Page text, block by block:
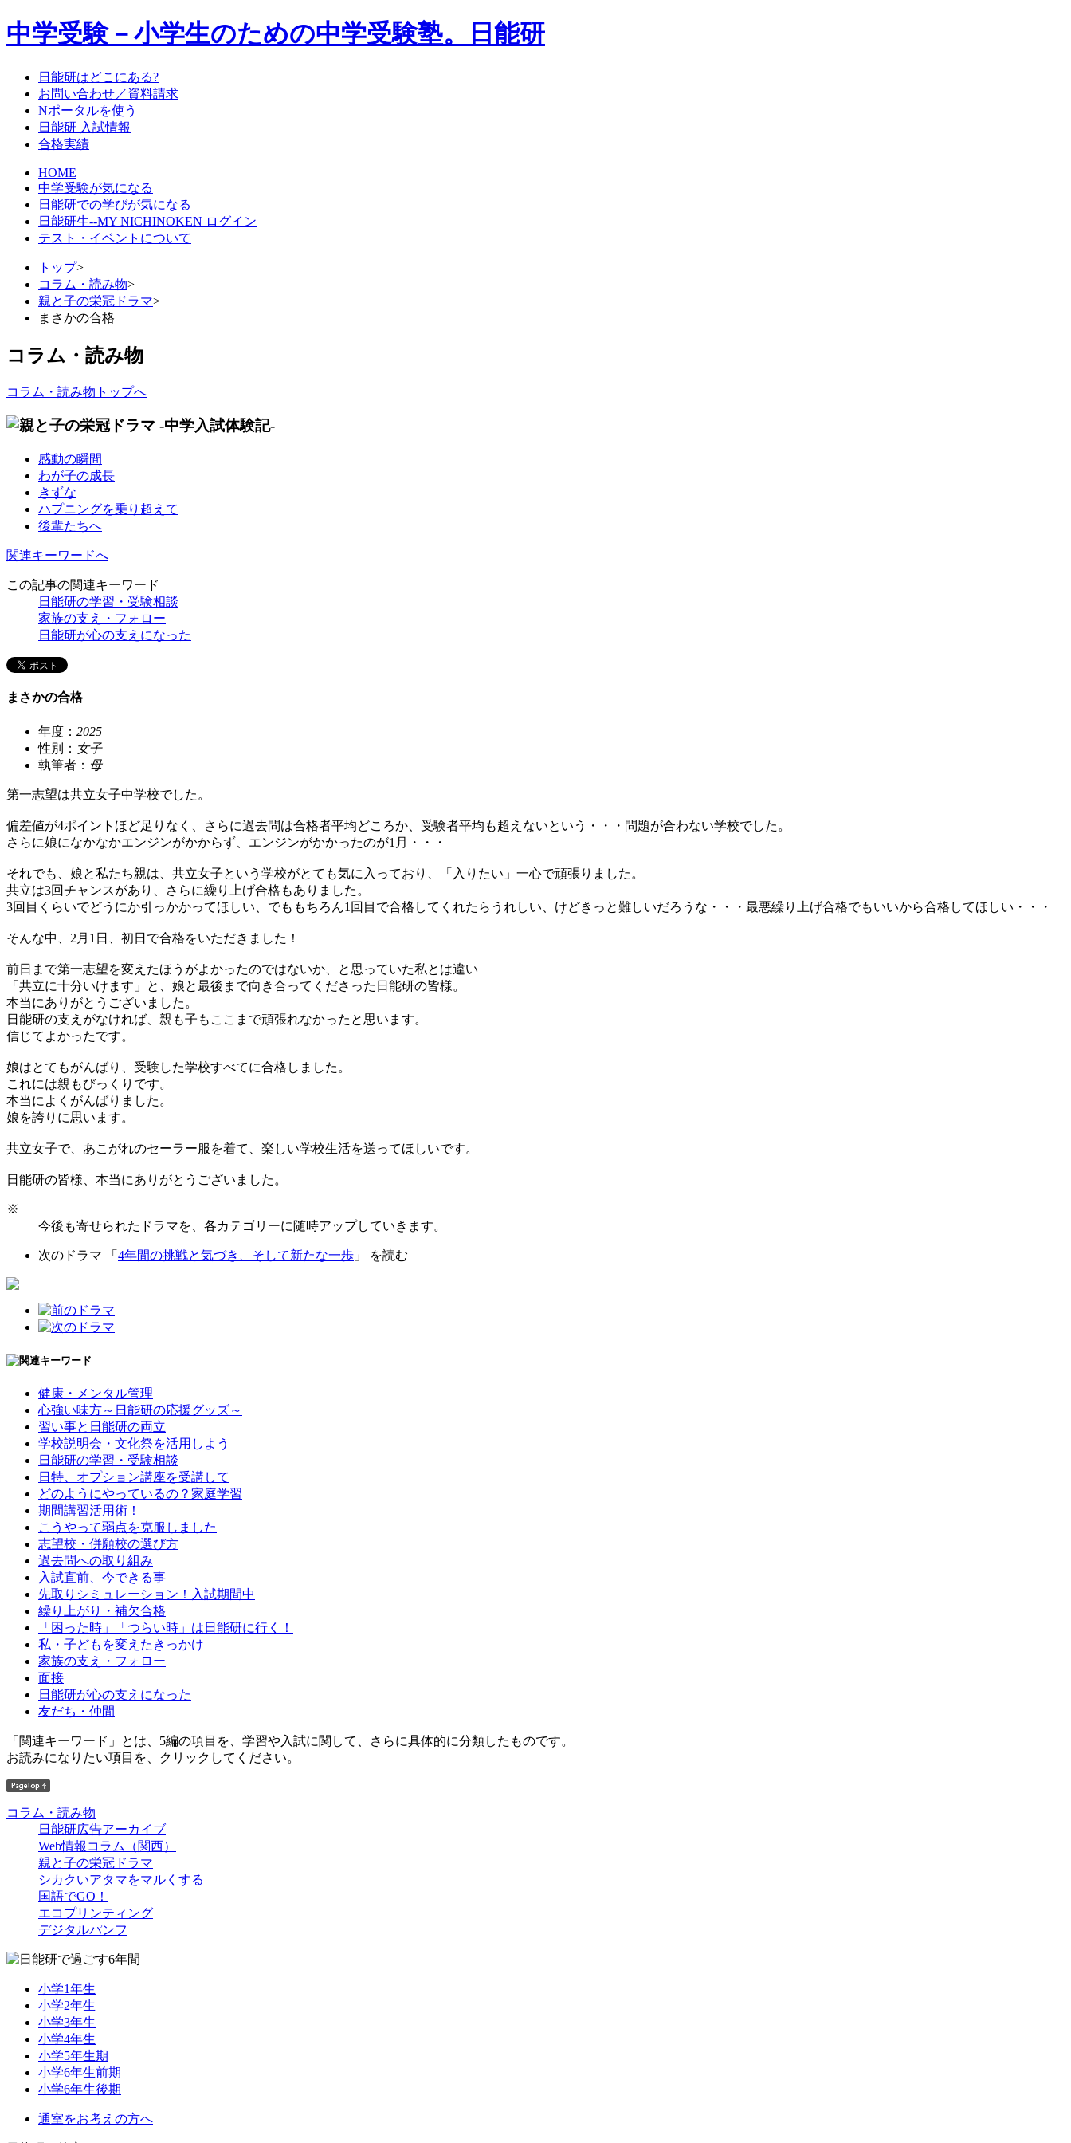
中学受験－小学生のための中学受験塾。日能研
日能研はどこにある?
お問い合わせ／資料請求
Nポータルを使う
日能研 入試情報
合格実績
HOME
中学受験が気になる
日能研での学びが気になる
日能研生--MY NICHINOKEN ログイン
テスト・イベントについて
トップ>
コラム・読み物>
親と子の栄冠ドラマ>
まさかの合格
コラム・読み物
コラム・読み物トップへ
感動の瞬間
わが子の成長
きずな
ハプニングを乗り超えて
後輩たちへ
関連キーワードへ
この記事の関連キーワード
日能研の学習・受験相談
家族の支え・フォロー
日能研が心の支えになった
まさかの合格
年度： 2025
性別： 女子
執筆者： 母
第一志望は共立女子中学校でした。
偏差値が4ポイントほど足りなく、さらに過去問は合格者平均どころか、受験者平均も超えないという・・・問題が合わない学校でした。
さらに娘になかなかエンジンがかからず、エンジンがかかったのが1月・・・
それでも、娘と私たち親は、共立女子という学校がとても気に入っており、「入りたい」一心で頑張りました。
共立は3回チャンスがあり、さらに繰り上げ合格もありました。
3回目くらいでどうにか引っかかってほしい、でももちろん1回目で合格してくれたらうれしい、けどきっと難しいだろうな・・・最悪繰り上げ合格でもいいから合格してほしい・・・
そんな中、2月1日、初日で合格をいただきました！
前日まで第一志望を変えたほうがよかったのではないか、と思っていた私とは違い
「共立に十分いけます」と、娘と最後まで向き合ってくださった日能研の皆様。
本当にありがとうございました。
日能研の支えがなければ、親も子もここまで頑張れなかったと思います。
信じてよかったです。
娘はとてもがんばり、受験した学校すべてに合格しました。
これには親もびっくりです。
本当によくがんばりました。
娘を誇りに思います。
共立女子で、あこがれのセーラー服を着て、楽しい学校生活を送ってほしいです。
日能研の皆様、本当にありがとうございました。
※
今後も寄せられたドラマを、各カテゴリーに随時アップしていきます。
次のドラマ 「 4年間の挑戦と気づき、そして新たな一歩 」 を読む
健康・メンタル管理
心強い味方～日能研の応援グッズ～
習い事と日能研の両立
学校説明会・文化祭を活用しよう
日能研の学習・受験相談
日特、オプション講座を受講して
どのようにやっているの？家庭学習
期間講習活用術！
こうやって弱点を克服しました
志望校・併願校の選び方
過去問への取り組み
入試直前、今できる事
先取りシミュレーション！入試期間中
繰り上がり・補欠合格
「困った時」「つらい時」は日能研に行く！
私・子どもを変えたきっかけ
家族の支え・フォロー
面接
日能研が心の支えになった
友だち・仲間
「関連キーワード」とは、5編の項目を、学習や入試に関して、さらに具体的に分類したものです。
お読みになりたい項目を、クリックしてください。
コラム・読み物
日能研広告アーカイブ
Web情報コラム（関西）
親と子の栄冠ドラマ
シカクいアタマをマルくする
国語でGO！
エコプリンティング
デジタルパンフ
小学1年生
小学2年生
小学3年生
小学4年生
小学5年生期
小学6年生前期
小学6年生後期
通室をお考えの方へ